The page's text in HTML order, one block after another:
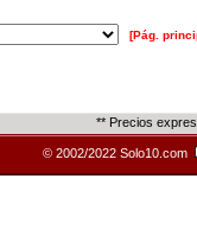
[Pág.
** Precios
© 2002/2022 Solo10.com